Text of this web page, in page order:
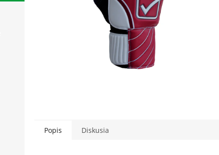
Popis Diskusia